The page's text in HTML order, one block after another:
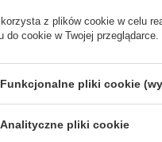
drobiny kurzu)
bąbelków powietrza)
ekranu)
z plików cookie w celu
do cookie w Twojej przeglądarce.
Funkcjonalne pliki cookie
Analityczne pliki cookie